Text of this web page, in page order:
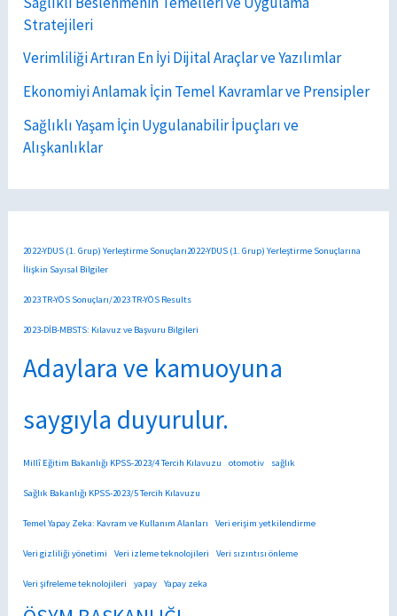
Stratejileri
Verimliliği Artıran En İyi Dijital Araçlar ve Yazılımlar
Ekonomiyi Anlamak İçin Temel Kavramlar ve Prensipler
Sağlıklı Yaşam İçin Uygulanabilir İpuçları ve
Alışkanlıklar
2022-YDUS (1. Grup) Yerleştirme Sonuçları2022-YDUS (1. Grup) Yerleştirme Sonuçlarına
İlişkin Sayısal Bilgiler
2023 TR-YÖS Sonuçları/2023 TR-YÖS Results
2023-DİB-MBSTS: Kılavuz ve Başvuru Bilgileri
Adaylara ve kamuoyuna
saygıyla duyurulur.
Millî Eğitim Bakanlığı KPSS-2023/4 Tercih Kılavuzu otomotiv sağlık
Sağlık Bakanlığı KPSS-2023/5 Tercih Kılavuzu
Temel Yapay Zeka: Kavram ve Kullanım Alanları Veri erişim yetkilendirme
Veri gizliliği yönetimi Veri izleme teknolojileri Veri sızıntısı önleme
Veri şifreleme teknolojileri yapay Yapay zeka